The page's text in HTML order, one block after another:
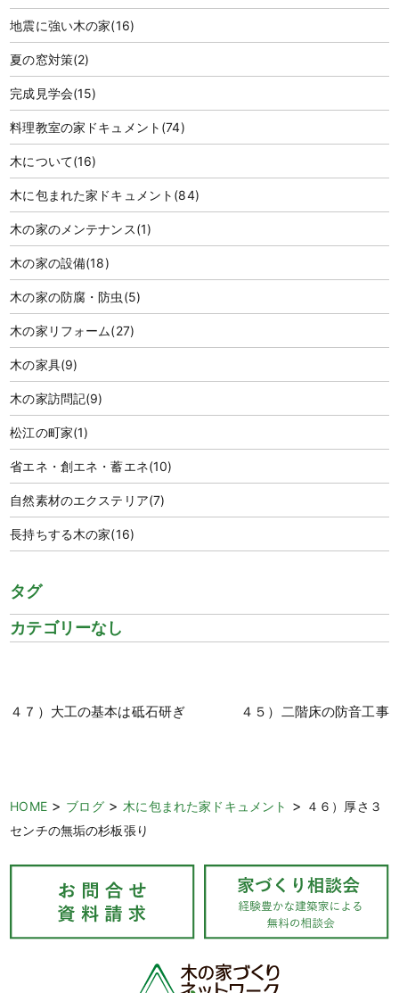
地震に強い木の家(16)
夏の窓対策(2)
完成見学会(15)
料理教室の家ドキュメント (74)
木について(16)
木に包まれた家ドキュメント (84)
木の家のメンテナンス(1)
木の家の設備(18)
木の家の防腐・防虫 (5)
木の家リフォーム(27)
木の家具(9)
木の家訪問記(9)
松江の町家(1)
省エネ・創エネ・蓄エネ(10)
自然素材のエクステリア(7)
長持ちする木の家(16)
タグ
カテゴリーなし
４７）大工の基本は砥石研ぎ ４５）二階床の防音工事
HOME> ブログ>木に包まれた家ドキュメント > ４６）厚さ３
センチの無垢の杉板張り